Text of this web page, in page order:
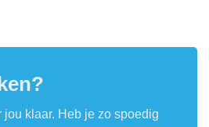
jou klaar. Heb je zo spoedig